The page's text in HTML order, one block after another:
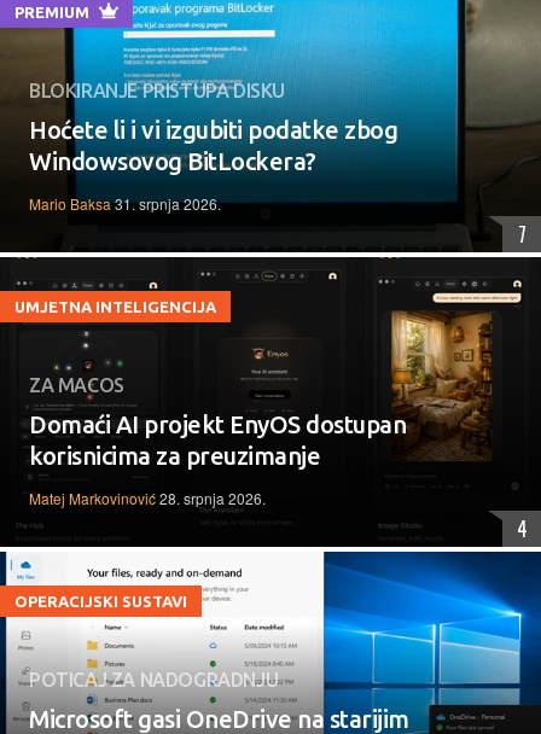
PREMIUM
BLOKIRANJE PRISTUPA DISKU
Hoćete li i vi izgubiti podatke zbog
Windowsovog BitLockera?
Mario Baksa31. srpnja 2026.
7
UMJETNA INTELIGENCIJA
ZA MACOS
Domaći AI projekt EnyOS dostupan
korisnicima za preuzimanje
Matej Markovinović28. srpnja 2026.
4
OPERACIJSKI SUSTAVI
POTICAJ ZA NADOGRADNJU
Microsoft gasi OneDrive na starijim